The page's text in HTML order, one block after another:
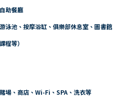
助餐廳
泳池、按摩浴缸、俱樂部休息室、圖書館
程等）
場、商店、Wi-Fi、SPA、洗衣等